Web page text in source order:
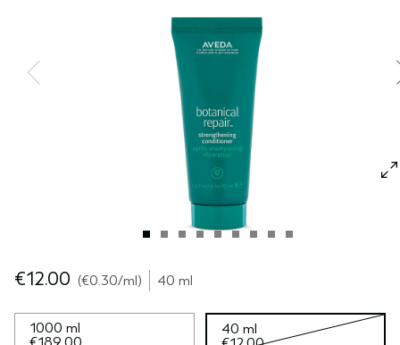
GEVOELIGE HOOFDHUID
ALLE COLLECTIES
€12.00 €0.30/ml 40 ml
1000 ml
40 ml